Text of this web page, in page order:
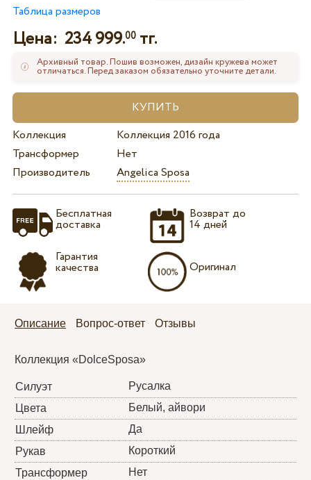
Таблица размеров
Цена: 234 999.00тг.
Архивный товар. Пошив возможен, дизайн кружева может
отличаться. Перед заказом обязательно уточните детали.
Коллекция
Коллекция 2016 года
Трансформер
Нет
Производитель
Angelica Sposa
Бесплатная
доставка
Гарантия
качества
Возврат до
14 дней
Оригинал
Описание Вопрос-ответ Отзывы
Коллекция «DolceSposa»
Силуэт
Русалка
Цвета
Белый, айвори
Шлейф
Да
Рукав
Короткий
Трансформер
Нет